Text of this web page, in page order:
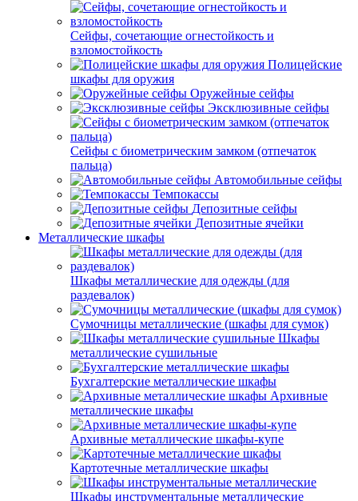
Сейфы, сочетающие огнестойкость и
взломостойкость
Полицейские
шкафы для оружия
Оружейные сейфы
Эксклюзивные сейфы
Сейфы с биометрическим замком (отпечаток
пальца)
Автомобильные сейфы
Темпокассы
Депозитные сейфы
Депозитные ячейки
Металлические шкафы
Шкафы металлические для одежды (для
раздевалок)
Сумочницы металлические (шкафы для сумок)
Шкафы
металлические сушильные
Бухгалтерские металлические шкафы
Архивные
металлические шкафы
Архивные металлические шкафы-купе
Картотечные металлические шкафы
Шкафы инструментальные металлические